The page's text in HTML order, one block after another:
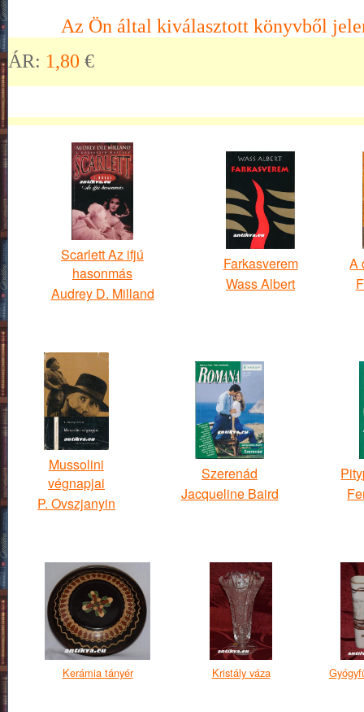
Az Ön által kiválasztott könyvből
ÁR: 1,80 €
Scarlett Az ifjú
hasonmás
Audrey D. Milland
Farkasverem
Wass Albert
A
Mussolini
végnapjai
P. Ovszjanyin
Szerenád
Jacqueline Baird
Kerámia tányér Kristály váza